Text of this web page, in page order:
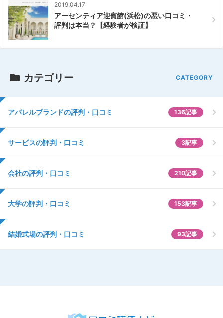
2019.04.17
アーセンティア迎賓館(浜松)の悪い口コミ・
評判は本当？【経験者が検証】
カテゴリー
アパレルブランドの評判・口コミ 136記事
サービスの評判・口コミ 3記事
会社の評判・口コミ 210記事
大学の評判・口コミ 153記事
結婚式場の評判・口コミ 93記事